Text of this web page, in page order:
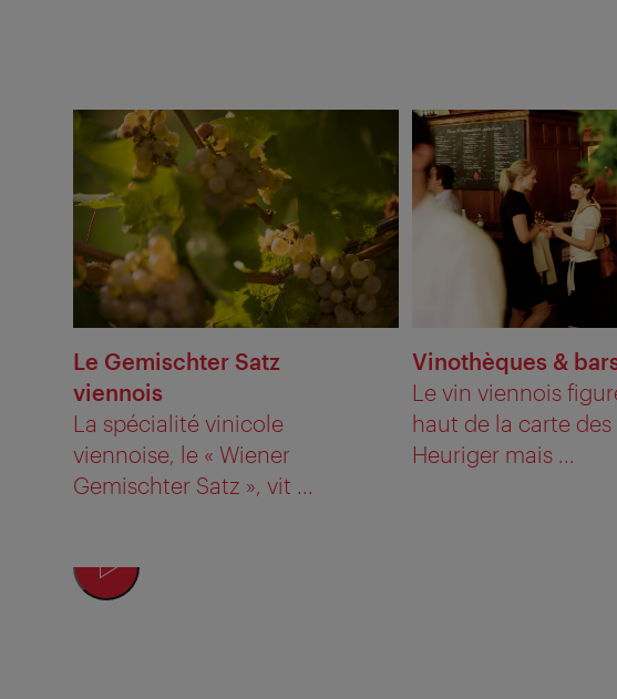
Le Gemischter Satz
viennois
La spécialité vinicole
viennoise, le « Wiener
Gemischter Satz », vit ...
Vinothèques &
Le vin viennois
haut de la carte des
Heuriger mais ...